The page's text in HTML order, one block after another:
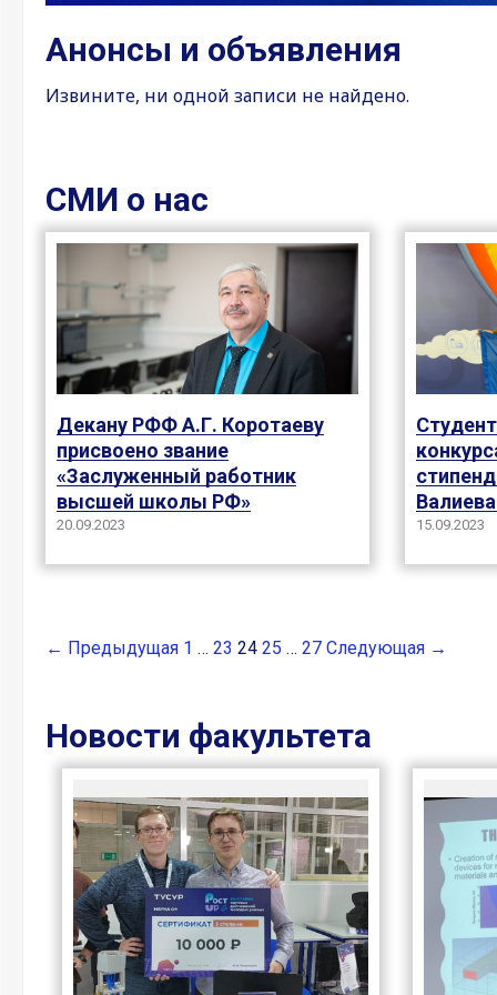
Анонсы и объявления
Извините, ни одной записи не найдено.
СМИ о нас
Декану РФФ А.Г. Коротаеву
присвоено звание
«Заслуженный работник
высшей школы РФ»
20.09.2023 15.09.2023
← Предыдущая 1 … 23 24 25 … 27 Следующая →
Новости факультета